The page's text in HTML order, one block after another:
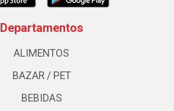
Departamentos
ALIMENTOS
BAZAR / PET
BEBIDAS